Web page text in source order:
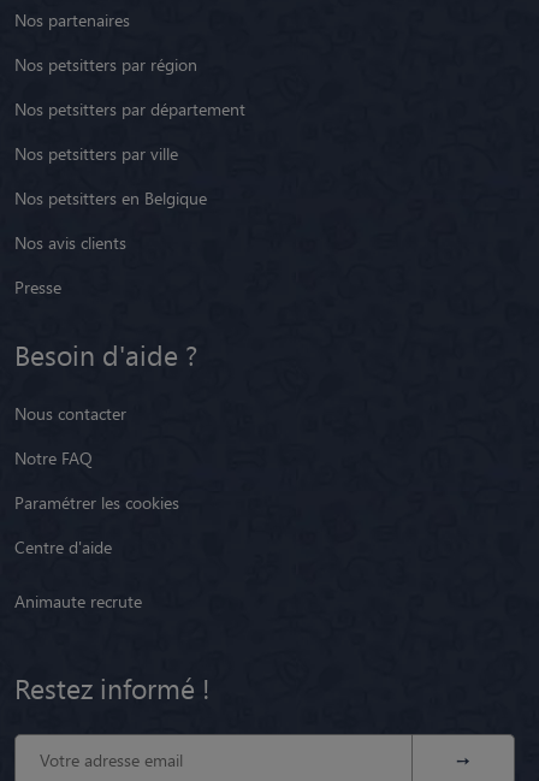
Nos partenaires
Nos petsitters par région
Nos petsitters par département
Nos petsitters par ville
Nos petsitters en Belgique
Nos avis clients
Presse
Besoin d'aide ?
Nous contacter
Notre FAQ
Paramétrer les cookies
Centre d'aide
Animaute recrute
Restez informé !